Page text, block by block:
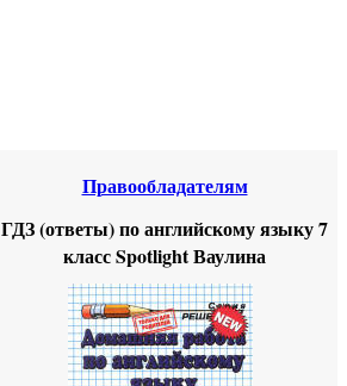
Правообладателям
ГДЗ (ответы) по английскому языку 7
класс Spotlight Ваулина